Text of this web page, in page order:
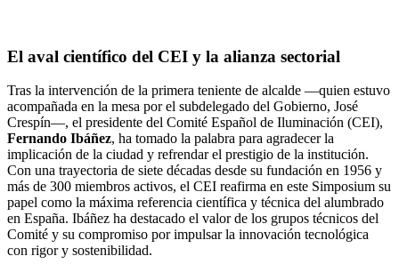
El aval científico del CEI y la alianza sectorial
Tras la intervención de la primera teniente de alcalde —quien estuvo
acompañada en la mesa por el subdelegado del Gobierno, José
Crespín—, el presidente del Comité Español de Iluminación (CEI),
Fernando Ibáñez, ha tomado la palabra para agradecer la
implicación de la ciudad y refrendar el prestigio de la institución.
Con una trayectoria de siete décadas desde su fundación en 1956 y
más de 300 miembros activos, el CEI reafirma en este Simposium su
papel como la máxima referencia científica y técnica del alumbrado
en España. Ibáñez ha destacado el valor de los grupos técnicos del
Comité y su compromiso por impulsar la innovación tecnológica
con rigor y sostenibilidad.